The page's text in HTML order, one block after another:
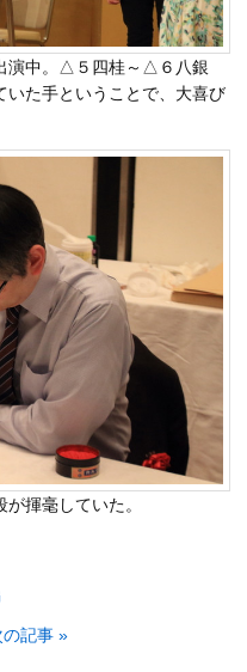
演中。△５四桂～△６八銀
いた手ということで、大喜び
揮毫していた。
の記事 »